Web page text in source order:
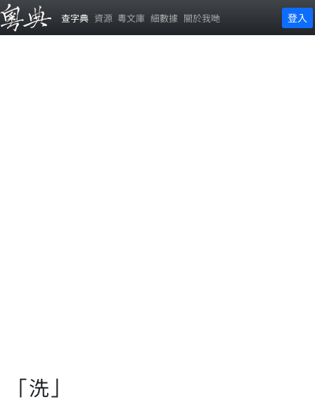
查字典 資源 粵文庫 細數據 關於我哋 登入
「洗」